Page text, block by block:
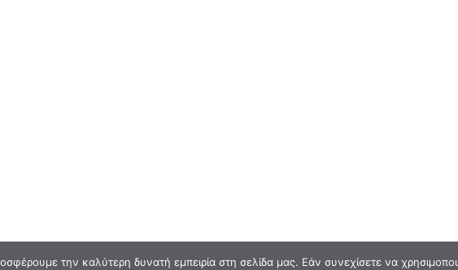
την καλύτερη δυνατή εμπειρία στη σελίδα μας. Εάν συνεχίσετε να